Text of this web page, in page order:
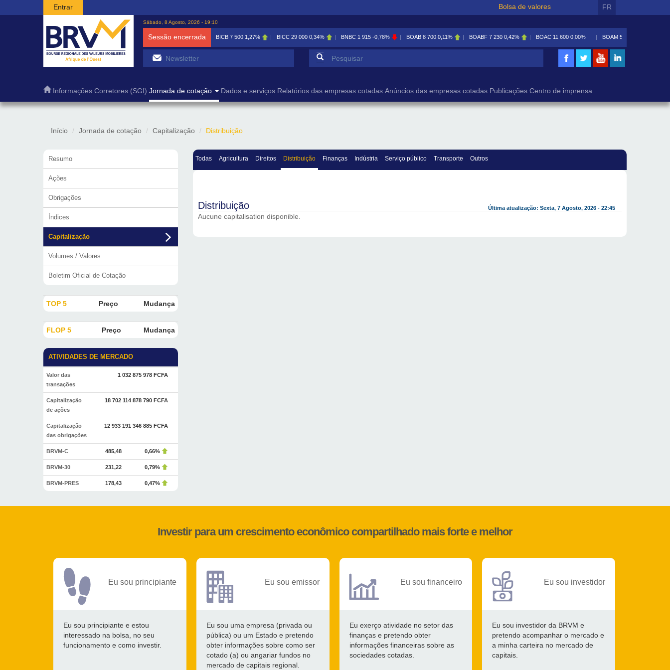
Passar para o conteúdo principal
Entrar Bolsa de valores FR
Sábado, 8 Agosto, 2026 - 19:10
Sessão encerrada BICB 7 500 1,27% BICC 29 000 0,34% BNBC 1 915 -0,78% BOAB 8 700 0,11% BOABF 7 230 0,42% BOAC 11 600 0,00% BOAM 5 585
Formulário de pesquisa
Informações Corretores (SGI) Jornada de cotação Dados e serviços Relatórios das empresas cotadas Anúncios das empresas cotadas Publicações Centro de imprensa
Início Jornada de cotação Capitalização Distribuição
Resumo
Ações
Obrigações
Índices
Capitalização
Volumes / Valores
Boletim Oficial de Cotação
TOP 5 Preço Mudança
FLOP 5 Preço Mudança
ATIVIDADES DE MERCADO
Valor das
transações
1 032 875 978 FCFA
Capitalização
de ações
18 702 114 878 790 FCFA
Capitalização
das obrigações
12 933 191 346 885 FCFA
BRVM-C 485,48 0,66%
BRVM-30 231,22 0,79%
BRVM-PRES 178,43 0,47%
Todas Agricultura Direitos Distribuição Finanças Indústria Serviço público Transporte Outros
Distribuição Última atualização: Sexta, 7 Agosto, 2026 - 22:45
Aucune capitalisation disponible.
Investir para um crescimento econômico compartilhado mais forte e melhor
Eu sou principiante
Eu sou principiante e estou
interessado na bolsa, no seu
funcionamento e como investir.
Eu sou emissor
Eu sou uma empresa (privada ou
pública) ou um Estado e pretendo
obter informações sobre como ser
cotado (a) ou angariar fundos no
mercado de capitais regional.
Eu sou financeiro
Eu exerço atividade no setor das
finanças e pretendo obter
informações financeiras sobre as
sociedades cotadas.
Eu sou investidor
Eu sou investidor da BRVM e
pretendo acompanhar o mercado e
a minha carteira no mercado de
capitais.